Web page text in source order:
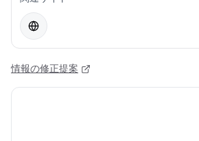
情報の修正提案